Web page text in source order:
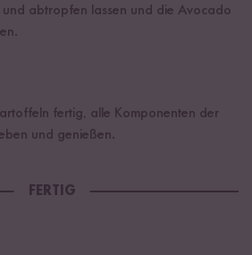
und abtropfen lassen und die Avocado
fertig, alle Komponenten der
und genießen.
FERTIG